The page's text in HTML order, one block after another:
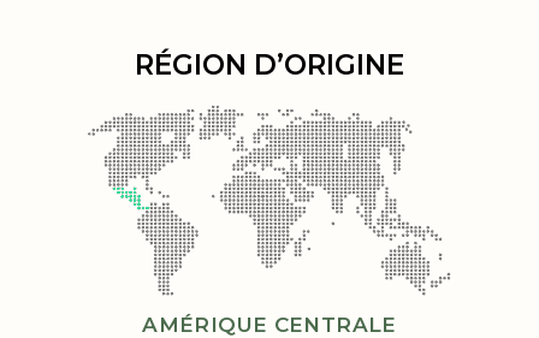
RÉGION D’ORIGINE
AMÉRIQUE CENTRALE